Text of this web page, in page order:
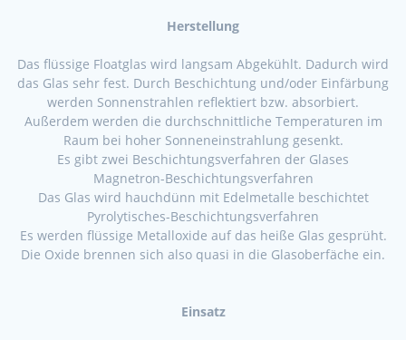
Herstellung
Das flüssige Floatglas wird langsam Abgekühlt. Dadurch wird
das Glas sehr fest. Durch Beschichtung und/oder Einfärbung
werden Sonnenstrahlen reflektiert bzw. absorbiert.
Außerdem werden die durchschnittliche Temperaturen im
Raum bei hoher Sonneneinstrahlung gesenkt.
Es gibt zwei Beschichtungsverfahren der Glases
Magnetron-Beschichtungsverfahren
Das Glas wird hauchdünn mit Edelmetalle beschichtet
Pyrolytisches-Beschichtungsverfahren
Es werden flüssige Metalloxide auf das heiße Glas gesprüht.
Die Oxide brennen sich also quasi in die Glasoberfäche ein.
Einsatz